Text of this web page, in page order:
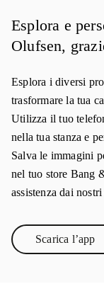
Esplora e
Olufsen,
Esplora i diversi
trasformare la tua
Utilizza il tuo
nella tua stanza e
Salva le immagini
nel tuo store Bang
assistenza dai
Scarica l’app
Link